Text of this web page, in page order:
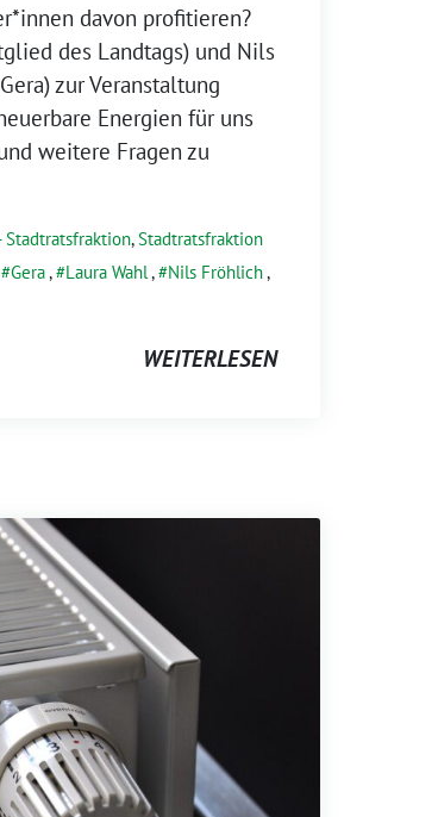
davon profitieren?
des Landtags) und Nils
zur Veranstaltung
Energien für uns
weitere Fragen zu
Stadtratsfraktion,Stadtratsfraktion
Gera, Laura Wahl, Nils Fröhlich,
WEITERLESEN